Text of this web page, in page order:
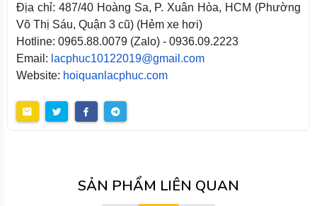
Địa chỉ: 487/40 Hoàng Sa, P. Xuân Hòa, HCM (Phường
Võ Thị Sáu, Quận 3 cũ) (Hẻm xe hơi)
Hotline: 0965.88.0079 (Zalo) - 0936.09.2223
Email: lacphuc10122019@gmail.com
Website: hoiquanlacphuc.com
SẢN PHẨM LIÊN QUAN